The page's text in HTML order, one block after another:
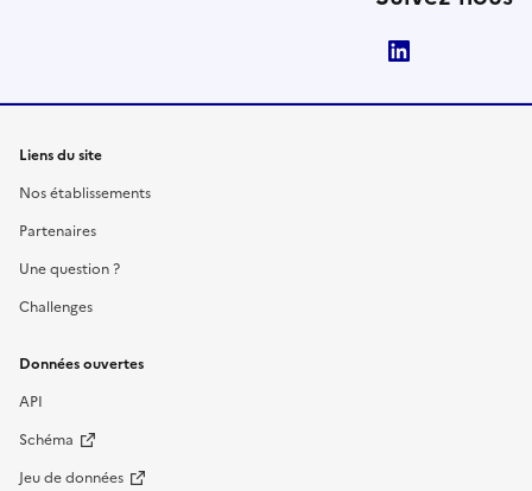
Liens du site
Nos établissements
Partenaires
Une question ?
Challenges
Données ouvertes
API
Schéma
Jeu de données